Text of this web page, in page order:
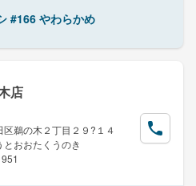
#166 やわらかめ
店
区鵜の木２丁目２９?１４
とおおたくうのき